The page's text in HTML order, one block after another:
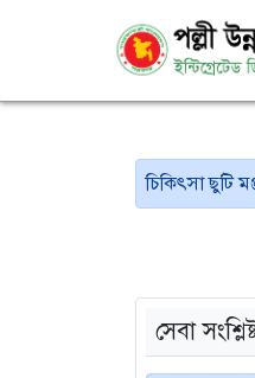
চিকিৎসা ছুটি
সেবা